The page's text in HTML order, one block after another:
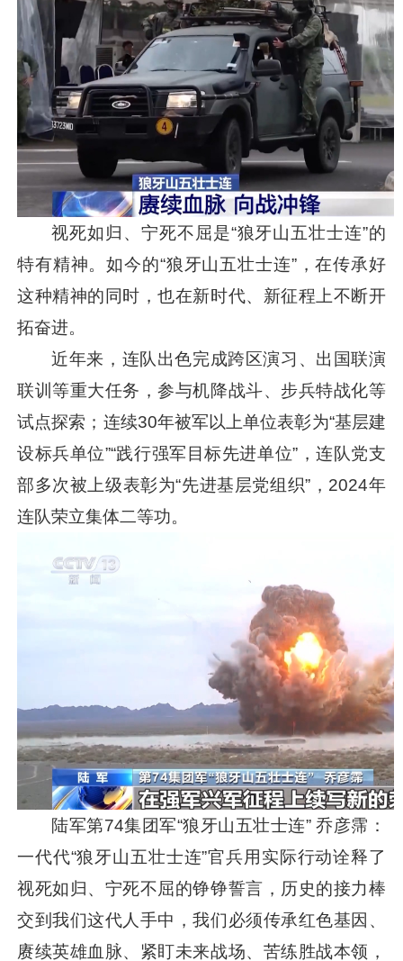
视死如归、宁死不屈是“狼牙山五壮士连”的
特有精神。如今的“狼牙山五壮士连”，在传承好
这种精神的同时，也在新时代、新征程上不断开
拓奋进。
近年来，连队出色完成跨区演习、出国联演
联训等重大任务，参与机降战斗、步兵特战化等
试点探索；连续30年被军以上单位表彰为“基层建
设标兵单位”“践行强军目标先进单位”，连队党支
部多次被上级表彰为“先进基层党组织”，2024年
连队荣立集体二等功。
陆军第74集团军“狼牙山五壮士连” 乔彦霈：
一代代“狼牙山五壮士连”官兵用实际行动诠释了
视死如归、宁死不屈的铮铮誓言，历史的接力棒
交到我们这代人手中，我们必须传承红色基因、
赓续英雄血脉、紧盯未来战场、苦练胜战本领，